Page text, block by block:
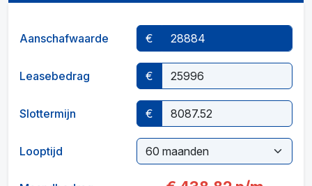
Aanschafwaarde €
Leasebedrag €
Slottermijn €
Looptijd